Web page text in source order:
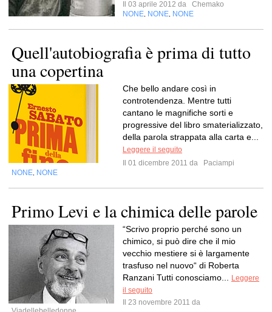
Il 03 aprile 2012 da
Chemako
NONE NONE NONE
Quell'autobiografia è prima di tutto
una copertina
Che bello andare così in
controtendenza. Mentre tutti
cantano le magnifiche sorti e
progressive del libro smaterializzato,
della parola strappata alla carta e...
Leggere il seguito
Il 01 dicembre 2011 da
Paciampi
NONE NONE
Primo Levi e la chimica delle parole
“Scrivo proprio perché sono un
chimico, si può dire che il mio
vecchio mestiere si è largamente
trasfuso nel nuovo“ di Roberta
Ranzani Tutti conosciamo...
Leggere
il seguito
Il 23 novembre 2011 da